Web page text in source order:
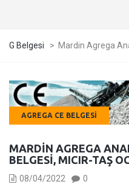
G Belgesi > Mardin Agrega
AGREGA CE BELGESI
MARDIN AGREGA
BELGESI, MICIR-TAŞ
08/04/2022 0